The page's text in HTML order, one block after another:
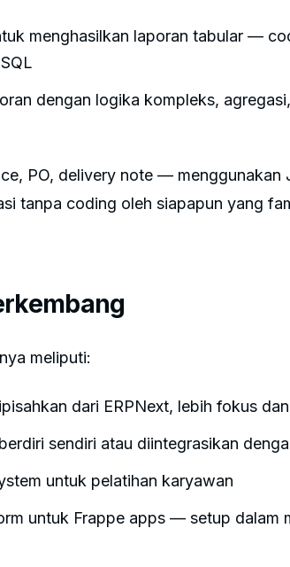
menghasilkan laporan tabular —
dengan logika kompleks,
PO, delivery note — menggunakan
tanpa coding oleh siapapun yang
meliputi:
dari ERPNext, lebih fokus
sendiri atau diintegrasikan
untuk pelatihan karyawan
untuk Frappe apps — setup dalam